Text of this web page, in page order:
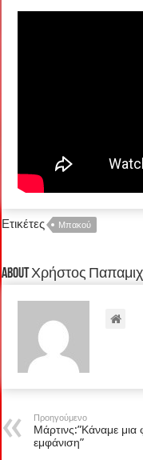
Ετικέτες Μπακού
About Χρήστος
Προηγούμενο
Μάρτινς:”Κάναμε μια
εμφάνιση”